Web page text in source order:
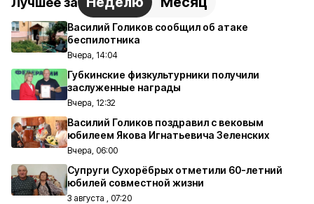
Василий Голиков сообщил об атаке
беспилотника
Вчера, 14:04
Губкинские физкультурники получили
заслуженные награды
Вчера, 12:32
Василий Голиков поздравил с вековым
юбилеем Якова Игнатьевича Зеленских
Вчера, 06:00
Супруги Сухорёбрых отметили 60-летний
юбилей совместной жизни
3 августа , 07:20